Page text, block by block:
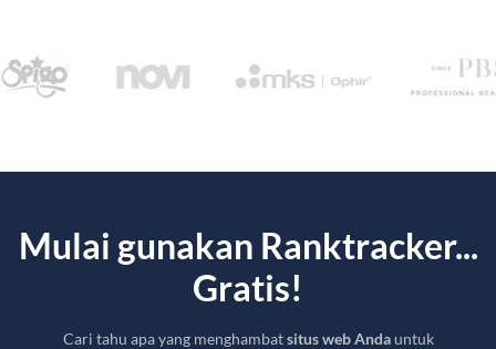
Mulai gunakan Ranktracker...
Gratis!
Cari tahu apa yang menghambatsitus web Andauntuk